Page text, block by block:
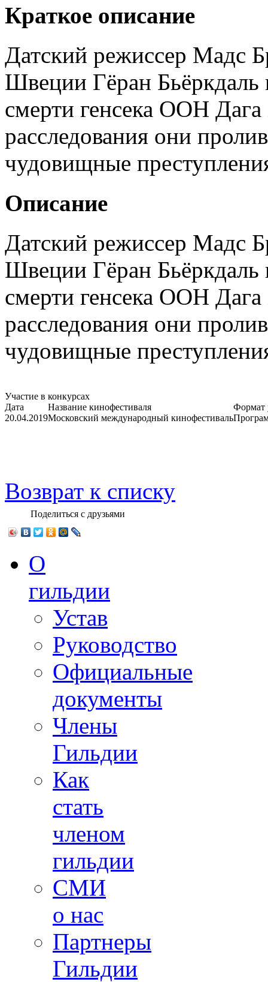
Краткое описание
Датский режиссер Мадс
Швеции Гёран
смерти генсека ООН
расследования они
чудовищные
Описание
Датский режиссер Мадс
Швеции Гёран
смерти генсека ООН
расследования они
чудовищные
Участие в конкурсах
Дата
Название кинофестиваля
Формат
20.04.2019Московский международный кинофестиваль
Возврат к списку
Поделиться с друзьями
О
гильдии
Устав
Руководство
Официальные
документы
Члены
Гильдии
Как
стать
членом
гильдии
СМИ
о нас
Партнеры
Гильдии